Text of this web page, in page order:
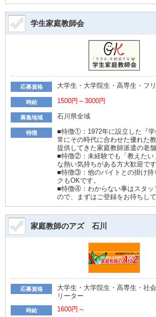
学生家庭教師会
応募資格 大学生・大学院生・高専生・フ
時給 1500円～3000円
募集地域 石川県全域
特徴
■特徴①：1972年に設立した『学
常にその時代に合わせた優れた
提供してきた家庭教師派遣の老舗
■特徴②：未経験でも「教えたい
な熱い気持ちがある方大歓迎です
■特徴③：他のバイトとの掛け持
クもOKです。
■特徴④：わからない事はスタッ
ので、まずはご登録をお待ちして
家庭教師のアズ 石川
応募資格
大学生・大学院生・高専生・社
リーター
時給 1600円～